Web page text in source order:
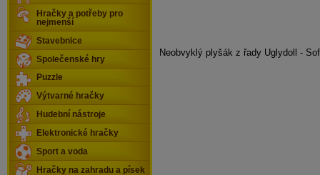
Neobvyklý plyšák z řady Uglydoll -
Hračky a potřeby pro
nejmenší
Stavebnice
Společenské hry
Puzzle
Výtvarné hračky
Hudební nástroje
Elektronické hračky
Sport a voda
Hračky na zahradu a písek